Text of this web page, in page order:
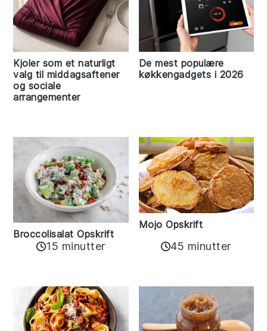
Kjoler som et naturligt
valg til middagsaftener
og sociale
arrangementer
De mest populære
køkkengadgets i 2026
Broccolisalat Opskrift
15 minutter
Mojo Opskrift
45 minutter